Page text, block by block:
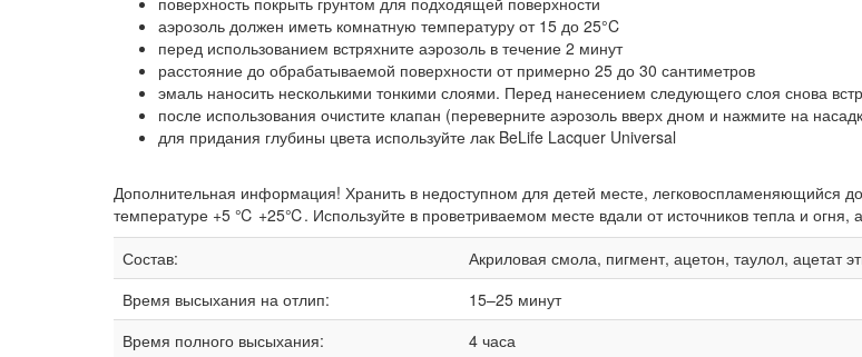
аэрозоль должен иметь комнатную температуру от 15 до 25°C
перед использованием встряхните аэрозоль в течение 2 минут
расстояние до обрабатываемой поверхности от примерно 25 до 30 сантиметров
эмаль наносить несколькими тонкими слоями. Перед нанесением следующего слоя снова
после использования очистите клапан (переверните аэрозоль вверх дном и нажмите на
для придания глубины цвета используйте лак BeLife Lacquer Universal
Дополнительная информация! Хранить в недоступном для детей месте, легковоспламеняющийся
температуре +5 ℃ +25℃. Используйте в проветриваемом месте вдали от источников тепла и
Состав:
Акриловая смола, пигмент, ацетон, таулол, ацетат
Время высыхания на отлип:
15–25 минут
Время полного высыхания:
4 часа